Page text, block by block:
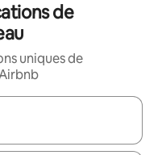
de
uniques de
les flèches vers le